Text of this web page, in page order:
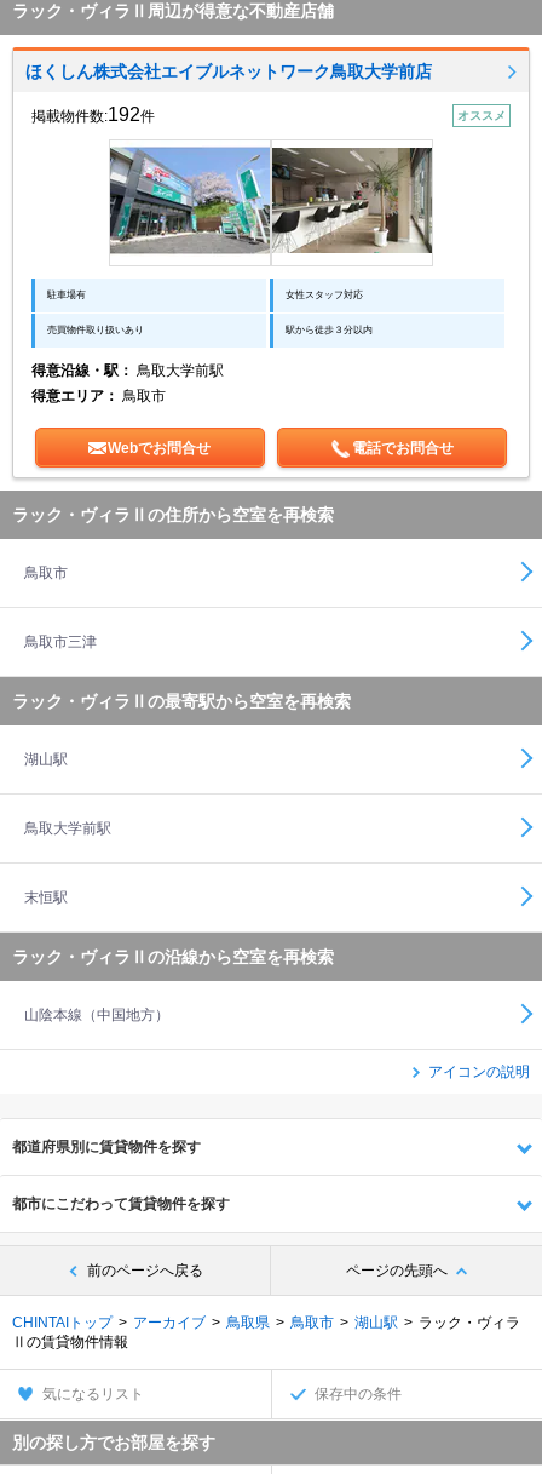
ラック・ヴィラⅡ周辺が得意な不動産店舗
ほくしん株式会社エイブルネットワーク鳥取大学前店
掲載物件数:192件 オススメ
駐車場有 女性スタッフ対応
売買物件取り扱いあり 駅から徒歩３分以内
得意沿線・駅：
鳥取大学前駅
得意エリア：
鳥取市
Webでお問合せ 電話でお問合せ
ラック・ヴィラⅡの住所から空室を再検索
鳥取市
鳥取市三津
ラック・ヴィラⅡの最寄駅から空室を再検索
湖山駅
鳥取大学前駅
末恒駅
ラック・ヴィラⅡの沿線から空室を再検索
山陰本線（中国地方）
アイコンの説明
都道府県別に賃貸物件を探す
都市にこだわって賃貸物件を探す
前のページへ戻る ページの先頭へ
CHINTAIトップ アーカイブ 鳥取県 鳥取市 湖山駅
ラック・ヴィラ
Ⅱの賃貸物件情報
気になるリスト 保存中の条件
別の探し方でお部屋を探す